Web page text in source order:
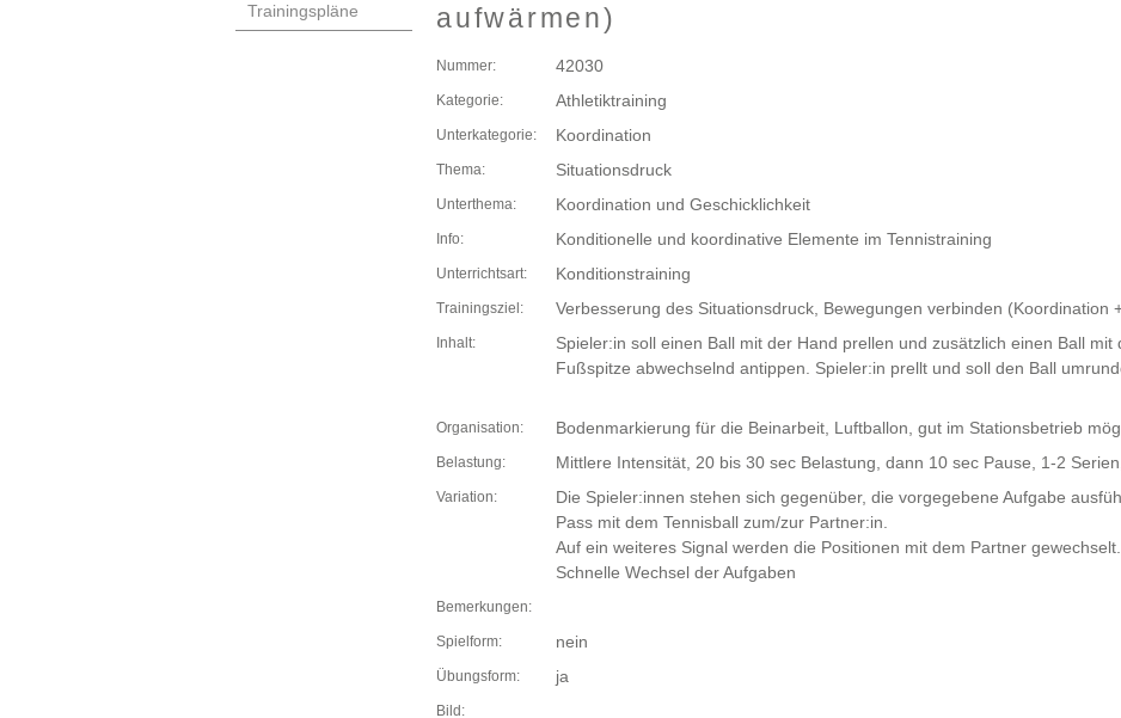
Trainingspläne
aufwärmen)
Nummer: 42030
Kategorie: Athletiktraining
Unterkategorie: Koordination
Thema: Situationsdruck
Unterthema: Koordination und Geschicklichkeit
Info: Konditionelle und koordinative Elemente im Tennistraining
Unterrichtsart: Konditionstraining
Trainingsziel: Verbesserung des Situationsdruck, Bewegungen verbinden (Koordination
Inhalt:
Spieler:in soll einen Ball mit der Hand prellen und zusätzlich einen Ball mit
Fußspitze abwechselnd antippen. Spieler:in prellt und soll den Ball
Organisation: Bodenmarkierung für die Beinarbeit, Luftballon, gut im Stationsbetrieb
Belastung: Mittlere Intensität, 20 bis 30 sec Belastung, dann 10 sec Pause, 1-2
Variation:
Die Spieler:innen stehen sich gegenüber, die vorgegebene Aufgabe
Pass mit dem Tennisball zum/zur Partner:in.
Auf ein weiteres Signal werden die Positionen mit dem Partner gewechselt.
Schnelle Wechsel der Aufgaben
Bemerkungen:
Spielform: nein
Übungsform: ja
Bild: